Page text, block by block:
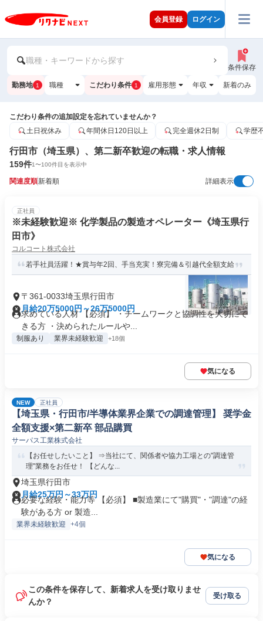
会員登録 ログイン
職種・キーワードから探す
条件保存
勤務地 1 職種 こだわり条件 1 雇用形態 年収 新着のみ
こだわり条件の追加設定を忘れていませんか？
土日祝休み
年間休日120日以上 完全週休2日制 学歴
行田市（埼玉県）、第二新卒歓迎の転職・求人情報
159件1〜100件目を表示中
関連度順新着順 詳細表示
正社員
※未経験歓迎※ 化学製品の製造オペレーター《埼玉県行
田市》
コルコート株式会社
若手社員活躍！★賞与年2回、手当充実！寮完備＆引越代全額支給
〒361-0033埼玉県行田市
月給20万5000円～26万5000円
求めている人材 【必須】 ・チームワークと協調性を大切にで
きる方 ・決められたルールや...
制服あり 業界未経験歓迎 +18個
気になる
NEW 正社員
【埼玉県・行田市/半導体業界企業での調達管理】 奨学金
全額支援×第二新卒 部品購買
サーパス工業株式会社
【お任せしたいこと】 ⇒当社にて、関係者や協力工場との"調達管
理"業務をお任せ！ 【どんな...
埼玉県行田市
月給25万円～33万円
必要な経験・能力等 【必須】 ■製造業にて"購買"・"調達"の経
験がある方 or 製造...
業界未経験歓迎 +4個
気になる
この条件を保存して、新着求人を受け取りませ
んか？
受け取る